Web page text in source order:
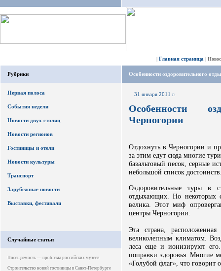
| Главная страница |
Рубрики
Первая полоса
События недели
Новости двух столиц
Новости регионов
Гостиницы и отели
Новости культуры
Транспорт
Зарубежные новости
Выставки, фестивали
Случайные статьи
Посещаемость — проблема российских музеев
Строительство новой гостиницы в Санкт-Петербурге
Особенности оздоровительного
31 января 2011 г.
Особенности
Черногории
Отдохнуть в Черногории и
за этим едут сюда многие
базальтовый песок, серные
небольшой список
Оздоровительные туры в
отдыхающих. Но некоторых
велика. Этот миф
центры Черногории.
Эта страна,
великолепным климатом.
леса еще и ионизируют
поправки здоровья. Многие
«Голубой флаг», что говорит